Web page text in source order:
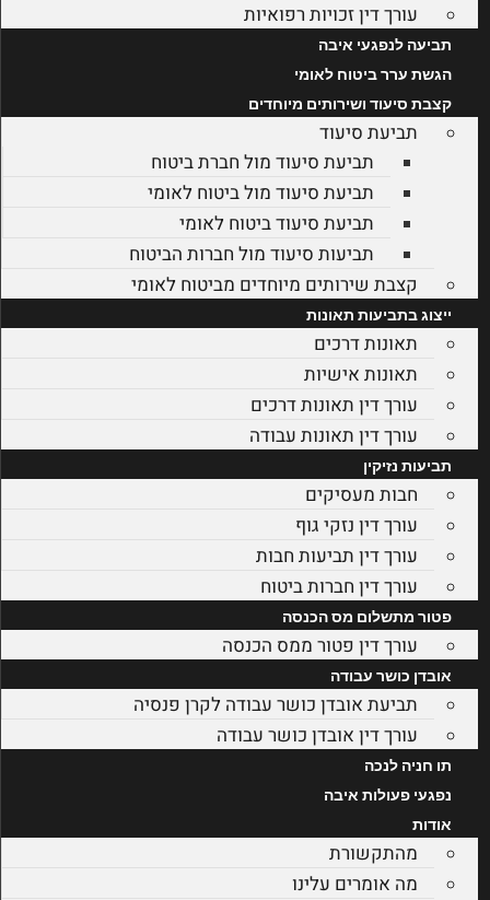
עורך דין זכויות רפואיות
תביעה לנפגעי איבה
הגשת ערר ביטוח לאומי
קצבת סיעוד ושירותים מיוחדים
תביעת סיעוד
תביעת סיעוד מול חברת ביטוח
תביעת סיעוד מול ביטוח לאומי
תביעת סיעוד ביטוח לאומי
תביעות סיעוד מול חברות הביטוח
קצבת שירותים מיוחדים מביטוח לאומי
ייצוג בתביעות תאונות
תאונות דרכים
תאונות אישיות
עורך דין תאונות דרכים
עורך דין תאונות עבודה
תביעות נזיקין
חבות מעסיקים
עורך דין נזקי גוף
עורך דין תביעות חבות
עורך דין חברות ביטוח
פטור מתשלום מס הכנסה
עורך דין פטור ממס הכנסה
אובדן כושר עבודה
תביעת אובדן כושר עבודה לקרן פנסיה
עורך דין אובדן כושר עבודה
תו חניה לנכה
נפגעי פעולות איבה
אודות
מהתקשורת
מה אומרים עלינו